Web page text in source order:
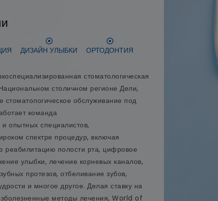
ДИЗАЙН УЛЫБКИ ОРТОДОНТИЯ
стоматологическая
столичном регионе Дели,
обслуживание под
команда
опытных специалистов,
спектре процедур, включая
реабилитацию полости рта, цифровое
улыбки, лечение корневых каналов,
протезов, отбеливание зубов,
и многое другое. Делая ставку на
методы лечения, World of